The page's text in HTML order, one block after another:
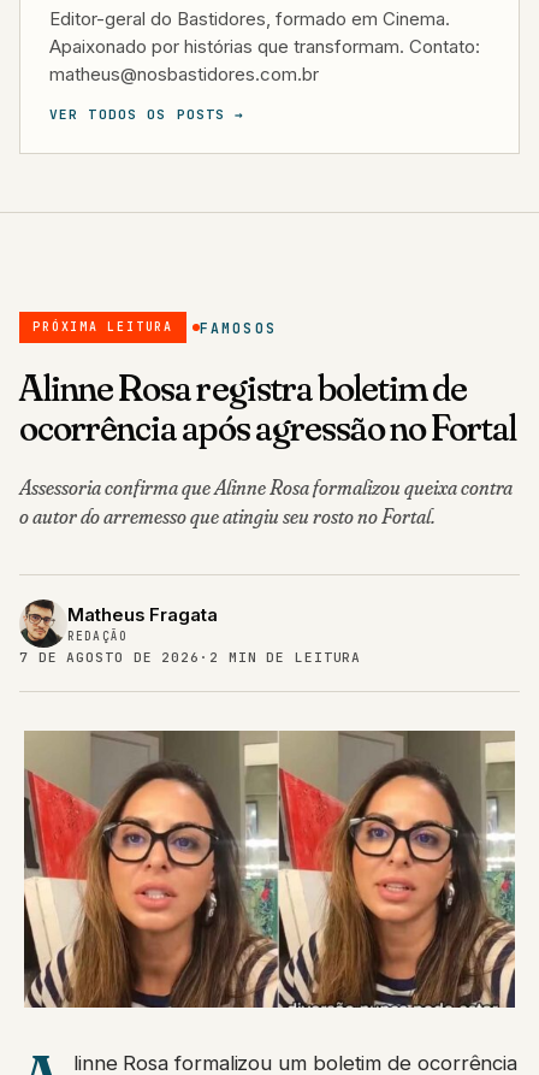
Editor-geral do Bastidores, formado em Cinema.
Apaixonado por histórias que transformam. Contato:
matheus@nosbastidores.com.br
VER TODOS OS POSTS →
PRÓXIMA LEITURA FAMOSOS
Alinne Rosa registra boletim de
ocorrência após agressão no Fortal
Assessoria confirma que Alinne Rosa formalizou queixa contra
o autor do arremesso que atingiu seu rosto no Fortal.
Matheus Fragata
REDAÇÃO
7 DE AGOSTO DE 2026 · 2 MIN DE LEITURA
linne Rosa formalizou um boletim de ocorrência